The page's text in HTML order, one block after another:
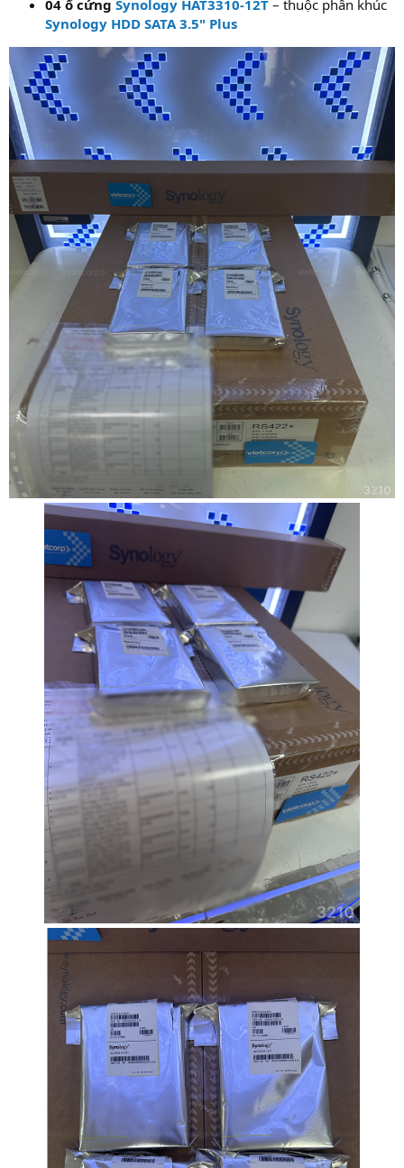
04 ổ cứng Synology HAT3310-12T – thuộc phân khúc
Synology HDD SATA 3.5" Plus